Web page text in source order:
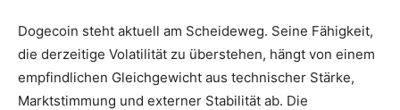
Dogecoin steht aktuell am Scheideweg. Seine Fähigkeit,
die derzeitige Volatilität zu überstehen, hängt von einem
empfindlichen Gleichgewicht aus technischer Stärke,
Marktstimmung und externer Stabilität ab. Die